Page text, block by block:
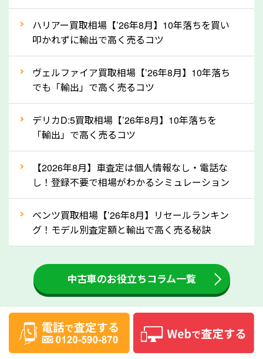
定を行い高価買取価格をつけやすくなります。
②自動車税の還付金は早く売るほど多く返
自動車税の還付金は、先に年払いしていた自動車税が
月割りで返還されるものです。ですから、自動車税の
還付金は早めに売却するほど多く還付されます。不要
な車は早めに廃車手続きをしたほうが良いでしょう。
③自動車税の還付金の扱いについて確認し
ましょう！
車を廃車にすると、自動車税の還付金を受け取ること
ができる場合があります。廃車買取業者の中には、還
付金をお客様に返還しない業者もあります。廃車査定
をする際には、自動車税の還付金の返還があるかどう
かを確認するようにしてください。静岡県のソコカラ
では、自動車税の還付金をお客様に返還しております
のでご安心ください。
④人気の車種は廃車でも高価買取が可能！
ハリアー買取相場【’26年8月】10年落ちを買い
叩かれずに輸出で高く売るコツ
ヴェルファイア買取相場【’26年8月】10年落ち
でも「輸出」で高く売るコツ
デリカD:5買取相場【’26年8月】10年落ちを
「輸出」で高く売るコツ
【2026年8月】車査定は個人情報なし・電話な
し！登録不要で相場がわかるシミュレーション
ベンツ買取相場【’26年8月】リセールランキン
グ！モデル別査定額と輸出で高く売る秘訣
中古車のお役立ちコラム一覧